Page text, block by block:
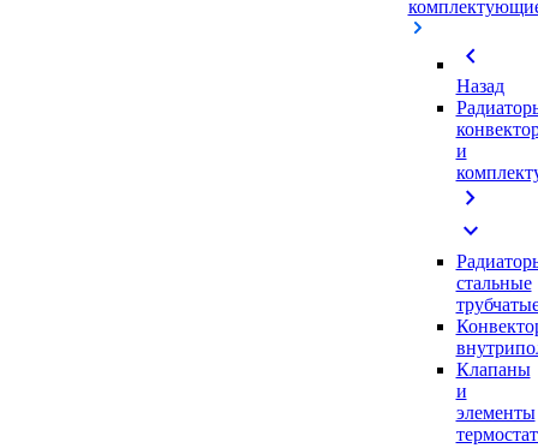
chevron_left
Назад
и
chevron_right
expand_more
стальные
Клапаны
и
элементы